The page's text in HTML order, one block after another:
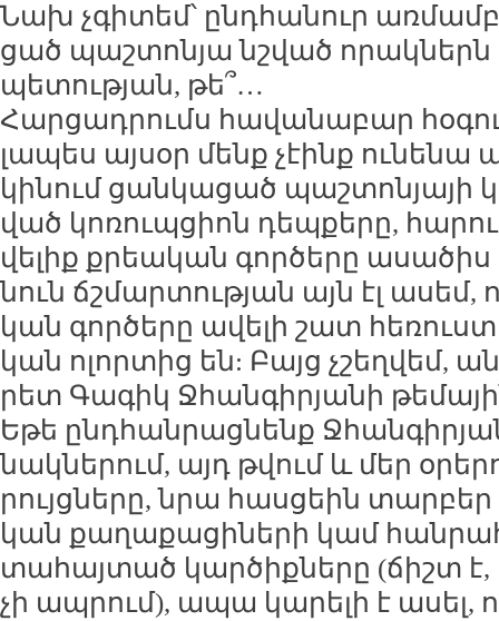
Նախ չգի­տեմ՝ ընդ­հա­նուր
ցած պաշ­տո­նյա նշ­ված ո­րակ­ներն
պե­տու­թյան, թե՞…
Հար­ցադ­րումս հա­վա­նա­բար
լա­պես այ­սօր մենք չէինք ու­նե­նա
կի­նում ցան­կա­ցած
ված կո­ռուպ­ցիոն դեպ­քե­րը,
վե­լիք քրեա­կան գոր­ծե­րը
նուն ճշ­մար­տու­թյան այն էլ
կան գոր­ծե­րը ա­վե­լի շատ
կան ո­լոր­տից են: Բայց չշեղ­վեմ,
րետ Գա­գիկ Ջհան­գի­րյա­նի
Ե­թե ընդ­հան­րաց­նենք
նակ­նե­րում, այդ թվում և մեր
րույց­նե­րը, նրա հաս­ցեին
կան քա­ղա­քա­ցի­նե­րի կամ
տա­հայ­տած կար­ծիք­նե­րը (ճիշտ
չի ապ­րում), ա­պա կա­րե­լի է ա­սել,